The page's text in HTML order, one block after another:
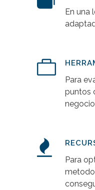
En una
Para
puntos
Para